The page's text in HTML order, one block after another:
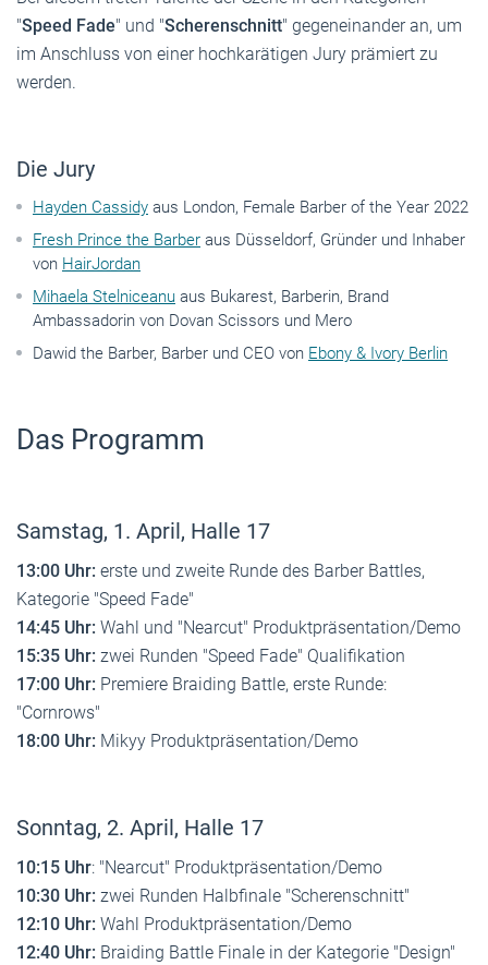
"Speed Fade" und "Scherenschnitt" gegeneinander an, um
im Anschluss von einer hochkarätigen Jury prämiert zu
werden.
Die Jury
Hayden Cassidy aus London, Female Barber of the Year 2022
Fresh Prince the Barber aus Düsseldorf, Gründer und Inhaber
von HairJordan
Mihaela Stelniceanu aus Bukarest, Barberin, Brand
Ambassadorin von Dovan Scissors und Mero
Dawid the Barber, Barber und CEO von Ebony & Ivory Berlin
Das Programm
Samstag, 1. April, Halle 17
13:00 Uhr: erste und zweite Runde des Barber Battles,
Kategorie "Speed Fade"
14:45 Uhr: Wahl und "Nearcut" Produktpräsentation/Demo
15:35 Uhr: zwei Runden "Speed Fade" Qualifikation
17:00 Uhr: Premiere Braiding Battle, erste Runde:
"Cornrows"
18:00 Uhr: Mikyy Produktpräsentation/Demo
Sonntag, 2. April, Halle 17
10:15 Uhr: "Nearcut" Produktpräsentation/Demo
10:30 Uhr: zwei Runden Halbfinale "Scherenschnitt"
12:10 Uhr: Wahl Produktpräsentation/Demo
12:40 Uhr: Braiding Battle Finale in der Kategorie "Design"